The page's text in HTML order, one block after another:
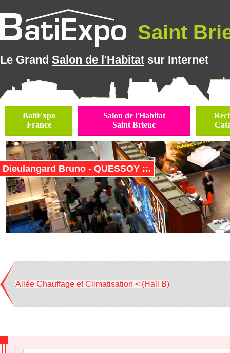
Saint
Le Grand Salon de l'Habitat sur Internet
BatiExpo
France
Salon de l'Habitat
Saint Brieuc
Dieulangard Bruno - QUESSOY ::.
Allée Chauffage et Climatisation < (Hall B)